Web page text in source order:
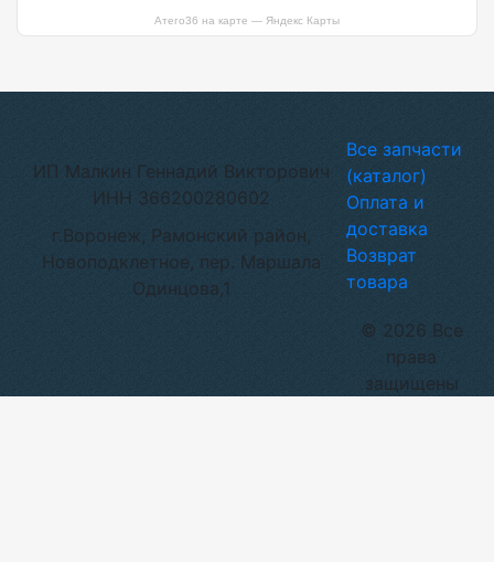
Атего36 на карте — Яндекс Карты
ИП Малкин Геннадий Викторович
ИНН 366200280602
г.Воронеж, Рамонский район,
Новоподклетное, пер. Маршала
Одинцова,1
© 2026 Все
права
защищены
Все запчасти
(каталог)
Оплата и
доставка
Возврат
товара